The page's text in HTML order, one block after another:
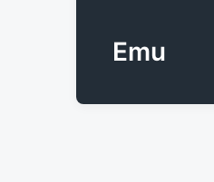
Emu